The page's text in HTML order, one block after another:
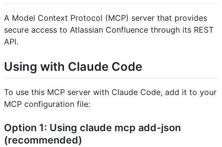
A Model Context Protocol (MCP) server that provides
secure access to Atlassian Confluence through its REST
API.
Using with Claude Code
To use this MCP server with Claude Code, add it to your
MCP configuration file:
Option 1: Using claude mcp add-json
(recommended)